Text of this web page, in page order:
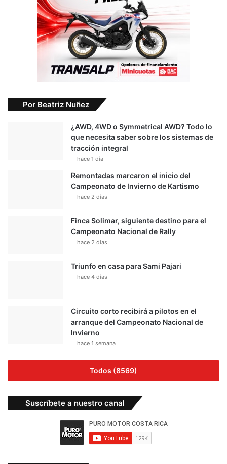
Por Beatriz Nuñez
¿AWD, 4WD o Symmetrical AWD? Todo lo
que necesita saber sobre los sistemas de
tracción integral
hace 1 día
Remontadas marcaron el inicio del
Campeonato de Invierno de Kartismo
hace 2 días
Finca Solimar, siguiente destino para el
Campeonato Nacional de Rally
hace 2 días
Triunfo en casa para Sami Pajari
hace 4 días
Circuito corto recibirá a pilotos en el
arranque del Campeonato Nacional de
Invierno
hace 1 semana
Todos (8569)
Suscríbete a nuestro canal